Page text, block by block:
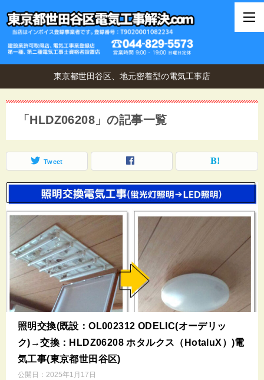
東京都世田谷区、地元密着型の電気工事店
「HLDZ06208」の記事一覧
Tweet
照明交換(既設：OL002312 ODELIC(オーデリッ
ク)→交換：HLDZ06208 ホタルクス（HotaluX）)電
気工事(東京都世田谷区)
公開日： 2025年1月17日